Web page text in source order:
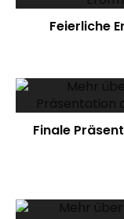
Feierliche
Finale